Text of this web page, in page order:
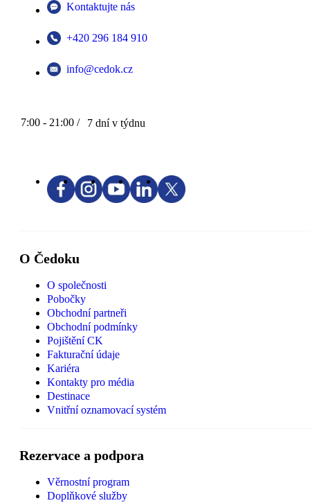
Kontaktujte nás
+420 296 184 910
info@cedok.cz
7:00 - 21:00 / 7 dní v týdnu
O Čedoku
O společnosti
Pobočky
Obchodní partneři
Obchodní podmínky
Pojištění CK
Fakturační údaje
Kariéra
Kontakty pro média
Destinace
Vnitřní oznamovací systém
Rezervace a podpora
Věrnostní program
Doplňkové služby